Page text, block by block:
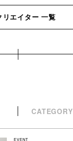
リエイター 一覧
CATEGORY
EVENT